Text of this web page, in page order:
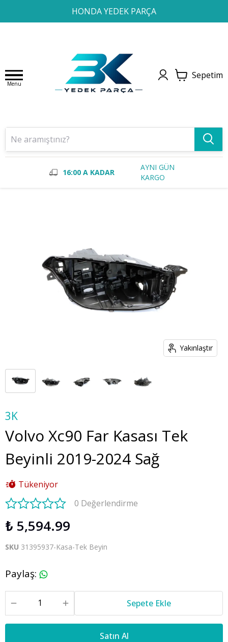
HONDA YEDEK PARÇA
1 2 3 4
Menu
Sepetim
16:00 A KADAR
AYNI GÜN
KARGO
Yakınlaştır
3K
Volvo Xc90 Far Kasası Tek
Beyinli 2019-2024 Sağ
Tükeniyor
0 Değerlendirme
₺ 5,594.99
SKU 31395937-Kasa-Tek Beyin
Paylaş:
Sepete Ekle
Satın Al